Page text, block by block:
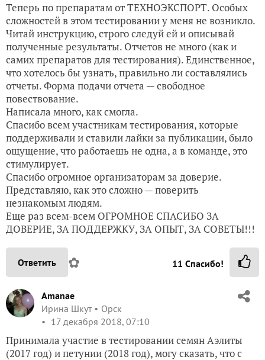
Теперь по препаратам от ТЕХНОЭКСПОРТ. Особых
сложностей в этом тестировании у меня не возникло.
Читай инструкцию, строго следуй ей и описывай
полученные результаты. Отчетов не много (как и
самих препаратов для тестирования). Единственное,
что хотелось бы узнать, правильно ли составлялись
отчеты. Форма подачи отчета — свободное
повествование.
Написала много, как смогла.
Спасибо всем участникам тестирования, которые
поддерживали и ставили лайки за публикации, было
ощущение, что работаешь не одна, а в команде, это
стимулирует.
Спасибо огромное организаторам за доверие.
Представляю, как это сложно — поверить
незнакомым людям.
Еще раз всем-всем ОГРОМНОЕ СПАСИБО ЗА
ДОВЕРИЕ, ЗА ПОДДЕРЖКУ, ЗА ОПЫТ, ЗА СОВЕТЫ!!!
Ответить ✿ 11 Спасибо!
Amanae
Ирина Шкут
Орск
17 декабря 2018, 07:10
Принимала участие в тестировании семян Аэлиты
(2017 год) и петунии (2018 год), могу сказать, что с